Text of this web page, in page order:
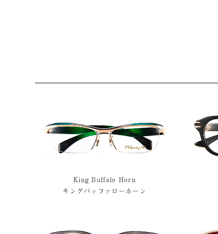
King Buffalo Horn
キングバッファローホーン